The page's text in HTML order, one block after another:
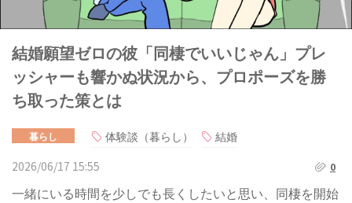
結婚願望ゼロの彼「同棲でいいじゃん」プレ
ッシャーも響かぬ状況から、プロポーズを勝
ち取った策とは
暮らし 体験談（暮らし）
結婚
2026/06/17 15:55
0
一緒にいる時間を少しでも長くしたいと思い、同棲を開始